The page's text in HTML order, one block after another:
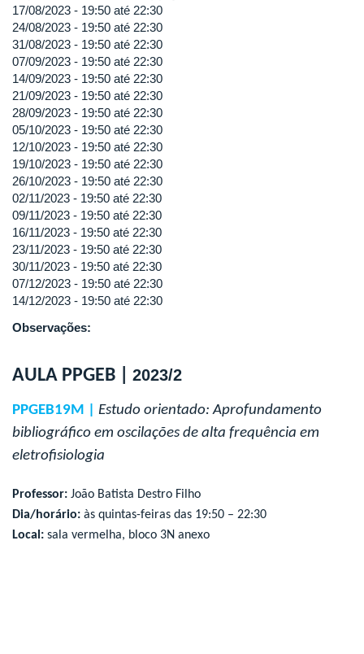
17/08/2023 - 19:50 até 22:30
24/08/2023 - 19:50 até 22:30
31/08/2023 - 19:50 até 22:30
07/09/2023 - 19:50 até 22:30
14/09/2023 - 19:50 até 22:30
21/09/2023 - 19:50 até 22:30
28/09/2023 - 19:50 até 22:30
05/10/2023 - 19:50 até 22:30
12/10/2023 - 19:50 até 22:30
19/10/2023 - 19:50 até 22:30
26/10/2023 - 19:50 até 22:30
02/11/2023 - 19:50 até 22:30
09/11/2023 - 19:50 até 22:30
16/11/2023 - 19:50 até 22:30
23/11/2023 - 19:50 até 22:30
30/11/2023 - 19:50 até 22:30
07/12/2023 - 19:50 até 22:30
14/12/2023 - 19:50 até 22:30
Observações:
AULA PPGEB | 2023/2
PPGEB19M |
Estudo orientado: Aprofundamento
bibliográfico em oscilações de alta frequência em
eletrofisiologia
Professor: João Batista Destro Filho
Dia/horário: às quintas-feiras das 19:50 – 22:30
Local: sala vermelha, bloco 3N anexo